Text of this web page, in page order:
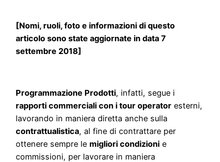
[Nomi, ruoli, foto e informazioni di questo
articolo sono state aggiornate in data 7
settembre 2018]
Programmazione Prodotti, infatti, segue i
rapporti commerciali con i tour operator esterni,
lavorando in maniera diretta anche sulla
contrattualistica, al fine di contrattare per
ottenere sempre le migliori condizioni e
commissioni, per lavorare in maniera